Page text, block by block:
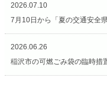
2026.07.10
7月10日から「夏の交通安全
2026.06.26
稲沢市の可燃ごみ袋の臨時措